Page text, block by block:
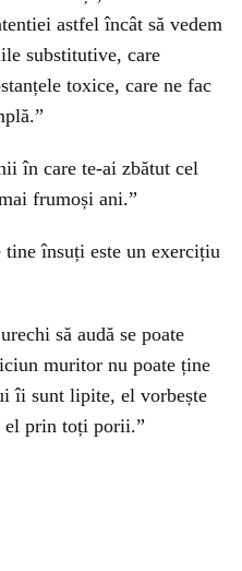
astfel încât să vedem
substitutive, care
toxice, care ne fac
în care te-ai zbătut cel
frumoși ani.”
tine însuți este un exercițiu
să audă se poate
muritor nu poate ține
îi sunt lipite, el vorbește
el prin toți porii.”